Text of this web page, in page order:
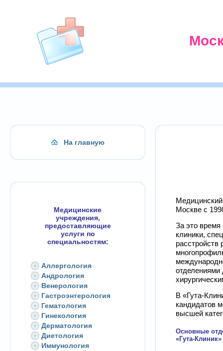
На главную
Медицинские
учреждения,
предоставляющие
услуги по
специальностям:
Аллергология
Андрология
Венерология
Гастроэнтерология
Гематология
Гинекология
Дерматология
Диетология
Иммунология
Медицинский
Москве с
За это время
клиники,
расстройств
отделениями
В «Гута-
кандидатов
высшей
Основные
«Гута-Клиник»